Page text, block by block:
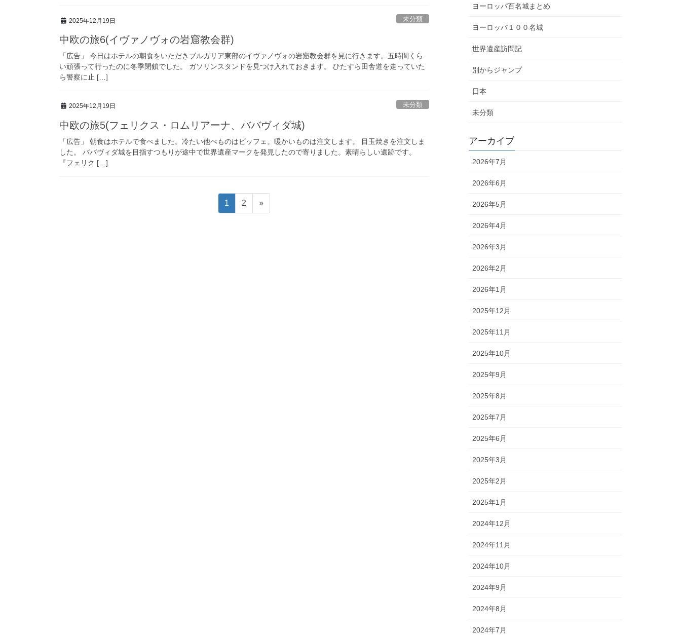
2025年12月19日 未分類
中欧の旅6(イヴァノヴォの岩窟教会群)
「広告」 今日はホテルの朝食をいただきブルガリア東部のイヴァノヴォの岩窟教会群を見に行きます。五時間くら
い頑張って行ったのに冬季閉鎖でした。 ガソリンスタンドを見つけ入れておきます。 ひたすら田舎道を走っていた
ら警察に止 […]
2025年12月19日 未分類
中欧の旅5(フェリクス・ロムリアーナ、ババヴィダ城)
「広告」 朝食はホテルで食べました。冷たい他ぺものはビッフェ。暖かいものは注文します。 目玉焼きを注文しま
した。 ババヴィダ城を目指すつもりが途中で世界遺産マークを発見したので寄りました。素晴らしい遺跡です。
『フェリク […]
固
定
1
固
定
2 »
ヨーロッパ百名城まとめ
ヨーロッパ１００名城
世界遺産訪問記
別からジャンプ
日本
未分類
アーカイブ
2026年7月
2026年6月
2026年5月
2026年4月
2026年3月
2026年2月
2026年1月
2025年12月
2025年11月
2025年10月
2025年9月
2025年8月
2025年7月
2025年6月
2025年3月
2025年2月
2025年1月
2024年12月
2024年11月
2024年10月
2024年9月
2024年8月
2024年7月